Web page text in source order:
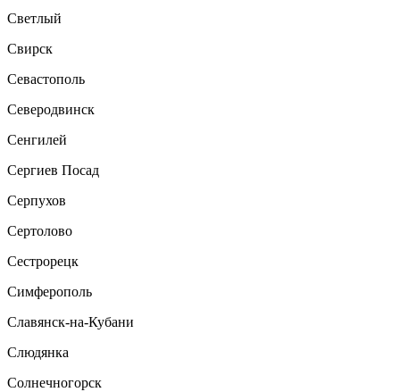
Светлый
Свирск
Севастополь
Северодвинск
Сенгилей
Сергиев Посад
Серпухов
Сертолово
Сестрорецк
Симферополь
Славянск-на-Кубани
Слюдянка
Солнечногорск